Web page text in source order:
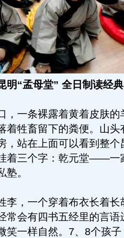
明“孟母堂” 全日制读经
一条裸露着黄着皮肤的
着牲畜留下的粪便。山头
，站在上面可以看到整个
着三个字：乾元堂——一
塾。
，一个穿着布衣长着长
常会有四书五经里的言语
笑一样自然。7、8个孩